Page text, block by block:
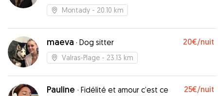
Montady - 20.10 km
maeva · Dog sitter 20€/nuit
Valras-Plage - 23.13 km
Pauline · Fidélité et amour c’est ce
25€/nuit